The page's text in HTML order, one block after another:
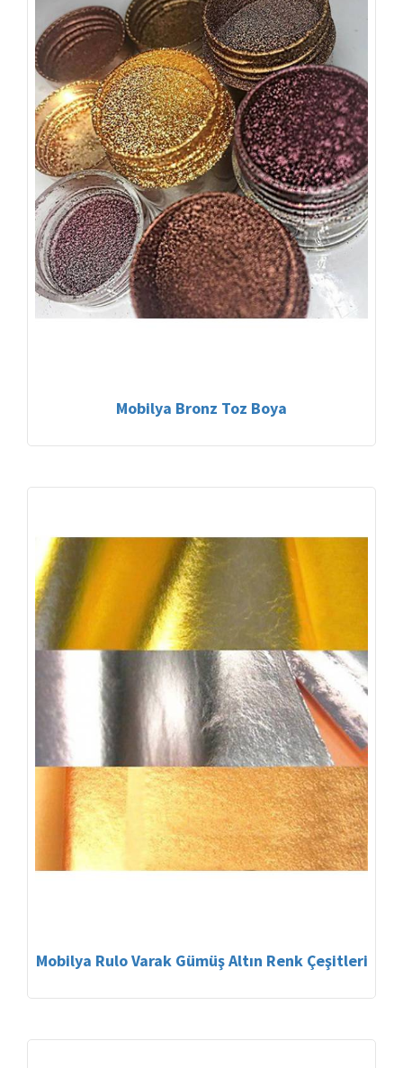
Mobilya Bronz Toz Boya
Mobilya Rulo Varak Gümüş Altın Renk Çeşitleri